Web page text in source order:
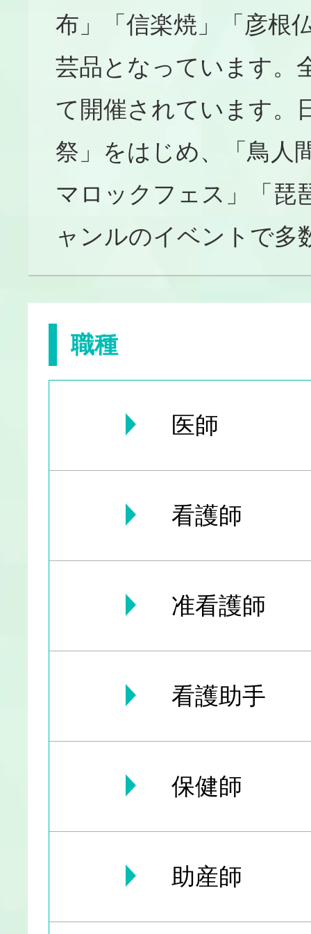
布」「信楽焼」「彦根
芸品となっています。
て開催されています。
祭」をはじめ、「鳥人
マロックフェス」「琵
ャンルのイベントで多
職種
医師
看護師
准看護師
看護助手
保健師
助産師